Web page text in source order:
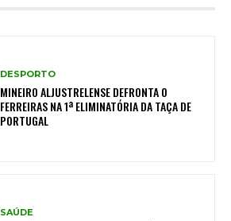
DESPORTO
MINEIRO ALJUSTRELENSE DEFRONTA O
FERREIRAS NA 1ª ELIMINATÓRIA DA TAÇA DE
PORTUGAL
SAÚDE